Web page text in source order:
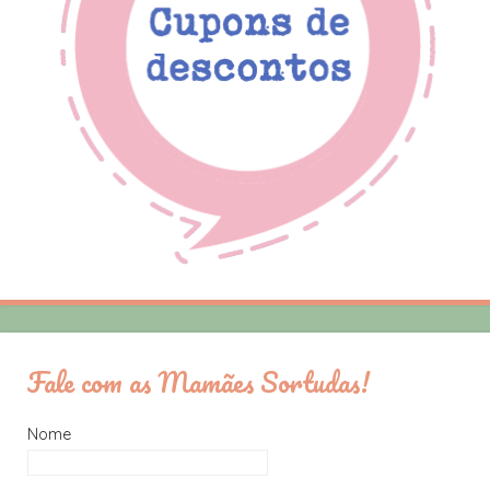
Fale com as Mamães Sortudas!
Nome